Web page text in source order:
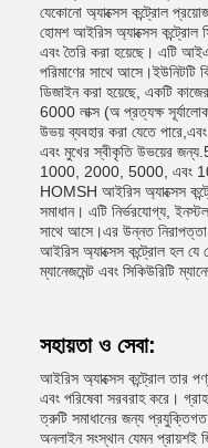
যেকোনো অ্যাক্সেস কন্ট্রোল
হোমশ আইরিস অ্যাক্সেস কন্ট্রোল
এবং তৈরি করা হয়েছে। এটি
পরিমাণের সাথে
ডিজাইন করা হয়েছে, একটি
6000 লাক্স (অ প্রত্যক্ষ
উভয় ব্যবহার করা যেতে
এবং মুখের স্বীকৃতি উভয়ের
1000, 2000, 5000, এবং
HOMSH আইরিস অ্যাক্সেস
সমাধান। এটি নির্ভরযোগ্য,
সাথে আসে।এর উন্নত নিরাপত্তা
আইরিস অ্যাক্সেস কন্ট্রোল হল যে
ম্যানেজমেন্ট এবং সিকিউরিটি
সহায়তা ও সেবা:
আইরিস অ্যাক্সেস কন্ট্রোল তার
এবং পরিষেবা সরবরাহ করে।
ত্রুটি সমাধানের জন্য
অনলাইন সংস্থান যেমন প্রায়শই